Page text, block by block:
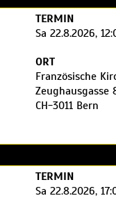
TERMIN
Sa 22.8.2026,
ORT
Französische
Zeughausgasse
CH-3011 Bern
TERMIN
Sa 22.8.2026,